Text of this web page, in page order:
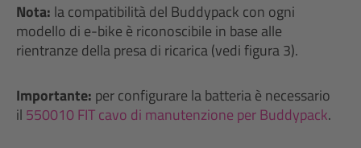
Nota: la compatibilità del Buddypack con ogni
modello di e-bike è riconoscibile in base alle
rientranze della presa di ricarica (vedi figura 3).
Importante: per configurare la batteria è necessario
il 550010 FIT cavo di manutenzione per Buddypack.